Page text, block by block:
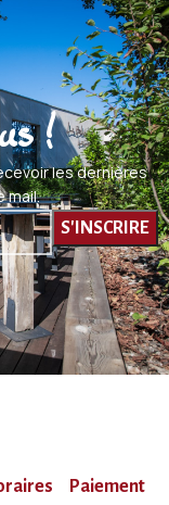
!
les dernières
mail.
Paiement